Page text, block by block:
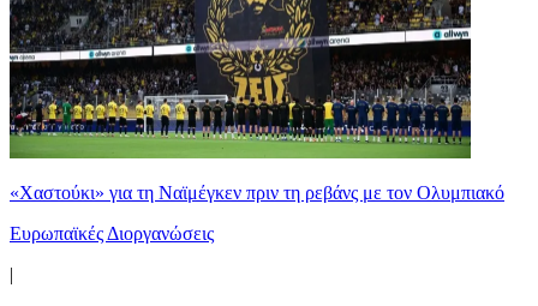
«Χαστούκι» για τη Ναϊμέγκεν πριν τη ρεβάνς με τον Ολυμπιακό
Ευρωπαϊκές Διοργανώσεις
|